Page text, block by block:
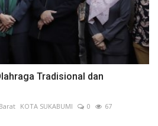
Tradisional dan
KOTA SUKABUMI 0
67